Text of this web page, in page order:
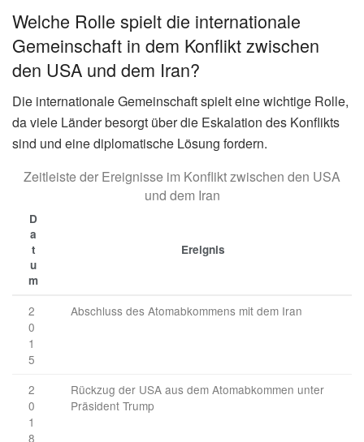
Welche Rolle spielt die internationale
Gemeinschaft in dem Konflikt zwischen
den USA und dem Iran?
Die internationale Gemeinschaft spielt eine wichtige Rolle,
da viele Länder besorgt über die Eskalation des Konflikts
sind und eine diplomatische Lösung fordern.
Zeitleiste der Ereignisse im Konflikt zwischen den USA
und dem Iran
D
a
t
u
m
Ereignis
2
0
1
5
Abschluss des Atomabkommens mit dem Iran
2
0
1
8
Rückzug der USA aus dem Atomabkommen unter
Präsident Trump